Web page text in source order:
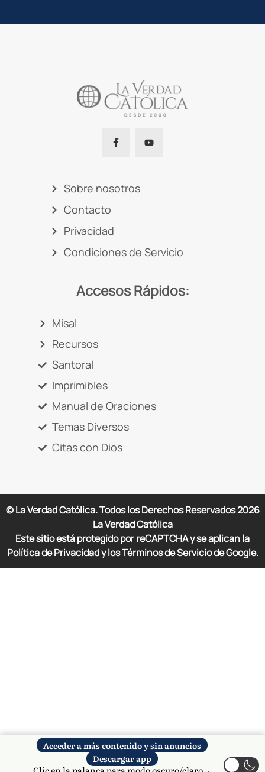
Sobre nosotros
Contacto
Privacidad
Condiciones de Servicio
Accesos Rápidos:
Misal
Recursos
Santoral
Imprimibles
Manual de Oraciones
Temas Diversos
Citas con Dios
© La Verdad Católica. Todos los Derechos Reservados2026
La Verdad Católica
Este sitio está protegido por reCAPTCHA y se aplican la
Política de Privacidad y los Términos de Servicio de Google.
Acceder a más contenido y sin anuncios
Descargar app